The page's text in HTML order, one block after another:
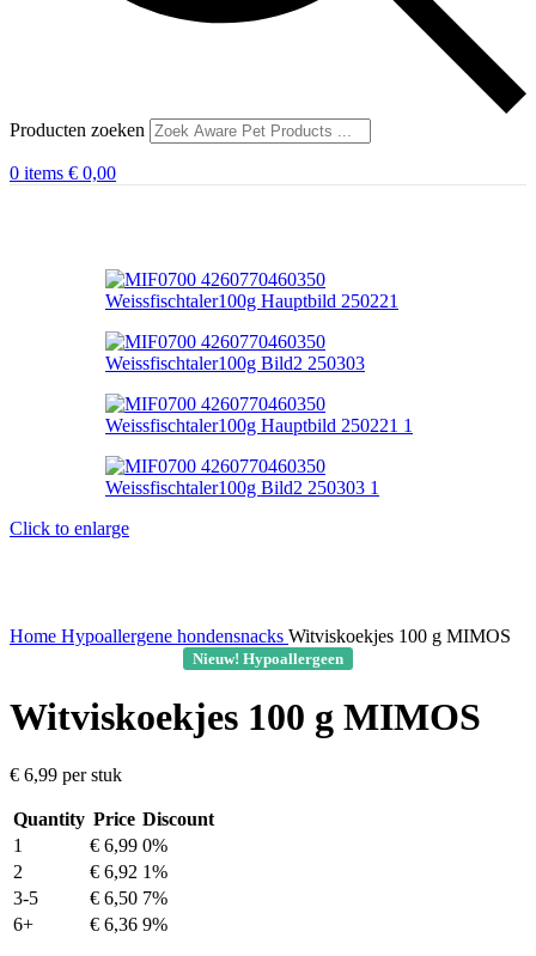
Producten zoeken
0 items € 0,00
Click to enlarge
Home Hypoallergene hondensnacks Witviskoekjes 100 g MIMOS
Nieuw! Hypoallergeen
Witviskoekjes 100 g MIMOS
€ 6,99 per stuk
Quantity Price Discount
1
€ 6,99 0%
2
€ 6,92 1%
3-5
€ 6,50 7%
6+
€ 6,36 9%